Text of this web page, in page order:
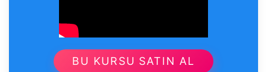
BU KURSU SATIN AL